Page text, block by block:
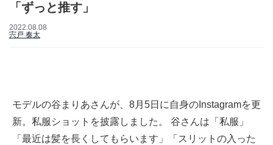
「ずっと推す」
2022.08.08
宍戸 奏太
モデルの谷まりあさんが、8月5日に自身のInstagramを更
新。私服ショットを披露しました。 谷さんは「私服」
「最近は髪を長くしてもらいます」「スリットの入った